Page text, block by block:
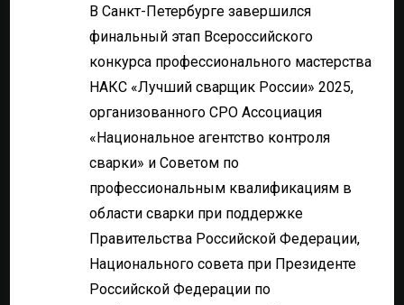
В Санкт-Петербурге завершился
финальный этап Всероссийского
конкурса профессионального мастерства
НАКС «Лучший сварщик России» 2025,
организованного СРО Ассоциация
«Национальное агентство контроля
сварки» и Советом по
профессиональным квалификациям в
области сварки при поддержке
Правительства Российской Федерации,
Национального совета при Президенте
Российской Федерации по